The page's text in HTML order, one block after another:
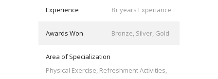
Experience 8+ years Experiance
Awards Won Bronze, Silver, Gold
Area of Specialization
Physical Exercise, Refreshment Activities,